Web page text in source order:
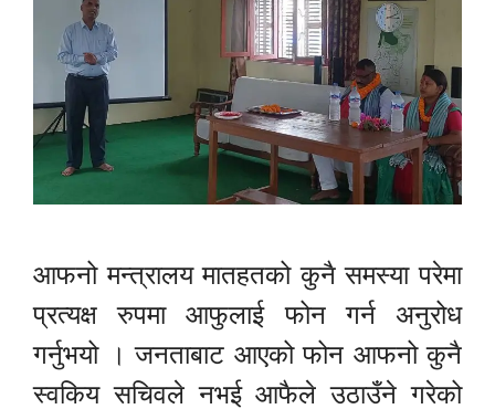
आफनो मन्त्रालय मातहतको कुनै समस्या परेमा
प्रत्यक्ष रुपमा आफुलाई फोन गर्न अनुरोध
गर्नुभयो । जनताबाट आएको फोन आफनो कुनै
स्वकिय सचिवले नभई आफैले उठाउँने गरेको